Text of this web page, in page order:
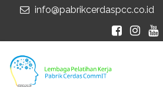
info@pabrikcerdaspcc.co.id